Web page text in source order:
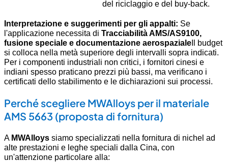
del riciclaggio e del buy-back.
Interpretazione e suggerimenti per gli appalti: Se
l'applicazione necessita di Tracciabilità AMS/AS9100,
fusione speciale e documentazione aerospazialeIl budget
si colloca nella metà superiore degli intervalli sopra indicati.
Per i componenti industriali non critici, i fornitori cinesi e
indiani spesso praticano prezzi più bassi, ma verificano i
certificati dello stabilimento e le dichiarazioni sui processi.
Perché scegliere MWAlloys per il materiale
AMS 5663 (proposta di fornitura)
A MWAlloys siamo specializzati nella fornitura di nichel ad
alte prestazioni e leghe speciali dalla Cina, con
un'attenzione particolare alla: